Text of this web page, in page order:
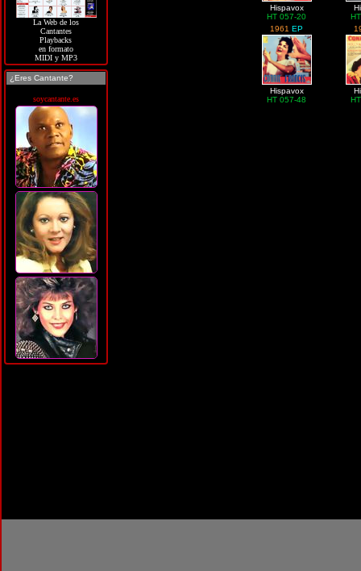
La Web de los
Cantantes
Playbacks
en formato
MIDI y MP3
¿Eres Cantante?
soycantante.es
Hispavox
HT 057-20
1961EP
Hispavox
HT 057-48